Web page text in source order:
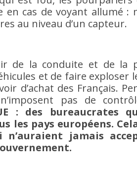
en cas de voyant allumé :
au niveau d’un capteur.
de la conduite et de la
et de faire exploser
d’achat des Français.
pas de
: des bureaucrates
les pays européens.
n’auraient jamais